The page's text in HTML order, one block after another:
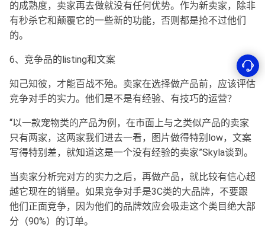
的成熟度，卖家再去做就没有任何优势。作为新卖家，除非
有秒杀它和颠覆它的一些新的功能，否则都是抢不过他们
的。
6、竞争品的listing和文案
知己知彼，才能百战不殆。卖家在选择做产品前，应该评估
竞争对手的实力。他们是不是有经验、有技巧的运营？
“以一款宠物类的产品为例，在市面上与之类似产品的卖家
只有两家，这两家我们进去一看，图片做得特别low，文案
写得特别差，就知道这是一个没有经验的卖家”Skyla谈到。
当卖家分析完对方的实力之后，再做产品，就比较有信心超
越它现在的销量。如果竞争对手是3C类的大品牌，不要跟
他们正面竞争，因为他们的品牌效应会吸走这个类目绝大部
分（90%）的订单。